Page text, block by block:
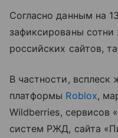
Согласно данным на
зафиксированы сотни
российских сайтов,
В частности, всплеск
платформы Roblox,
Wildberries, сервисов
систем РЖД, сайта